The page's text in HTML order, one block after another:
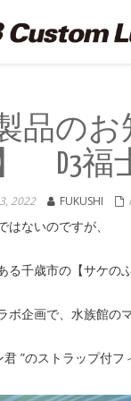
品の
D3福
2022 FUKUSHI
はないのですが、
る千歳市の【サケの
ボ企画で、水族館の
君 ”のストラップ付フ